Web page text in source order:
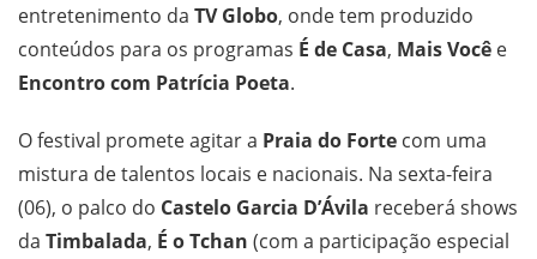
entretenimento da TV Globo, onde tem produzido
conteúdos para os programas É de Casa, Mais Você e
Encontro com Patrícia Poeta.
O festival promete agitar a Praia do Forte com uma
mistura de talentos locais e nacionais. Na sexta-feira
(06), o palco do Castelo Garcia D’Ávila receberá shows
da Timbalada, É o Tchan (com a participação especial